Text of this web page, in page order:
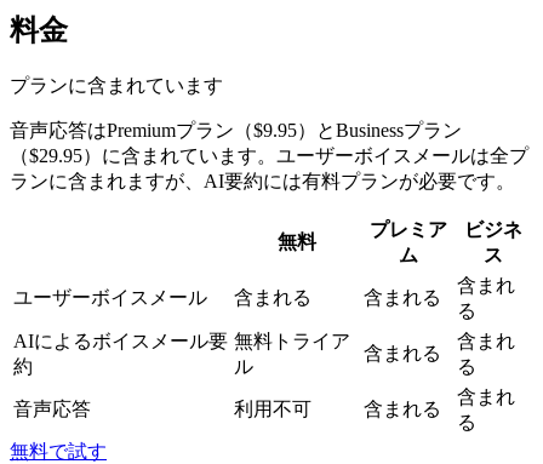
料金
プランに含まれています
音声応答はPremiumプラン（$9.95）とBusinessプラン
（$29.95）に含まれています。ユーザーボイスメールは全プ
ランに含まれますが、AI要約には有料プランが必要です。
無料
プレミア
ム
ビジネ
ス
ユーザーボイスメール 含まれる 含まれる
含まれ
る
AIによるボイスメール要
約
無料トライア
ル
含まれる
含まれ
る
音声応答 利用不可 含まれる
含まれ
る
無料で試す